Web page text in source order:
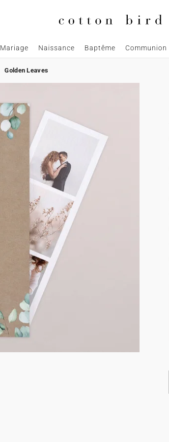
Mariage Naissance Baptême Communion
Golden Leaves